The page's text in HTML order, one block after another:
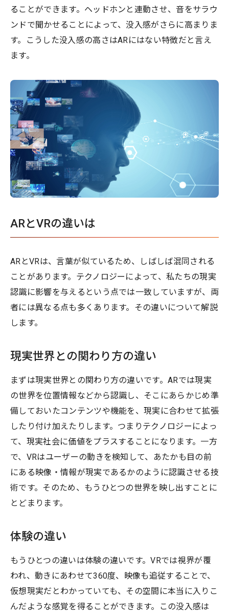
ることができます。ヘッドホンと連動させ、音をサラウ
ンドで聞かせることによって、没入感がさらに高まりま
す。こうした没入感の高さはARにはない特徴だと言え
ます。
ARとVRの違いは
ARとVRは、言葉が似ているため、しばしば混同される
ことがあります。テクノロジーによって、私たちの現実
認識に影響を与えるという点では一致していますが、両
者には異なる点も多くあります。その違いについて解説
します。
現実世界との関わり方の違い
まずは現実世界との関わり方の違いです。ARでは現実
の世界を位置情報などから認識し、そこにあらかじめ準
備しておいたコンテンツや機能を、現実に合わせて拡張
したり付け加えたりします。つまりテクノロジーによっ
て、現実社会に価値をプラスすることになります。一方
で、VRはユーザーの動きを検知して、あたかも目の前
にある映像・情報が現実であるかのように認識させる技
術です。そのため、もうひとつの世界を映し出すことに
とどまります。
体験の違い
もうひとつの違いは体験の違いです。VRでは視界が覆
われ、動きにあわせて360度、映像も追従することで、
仮想現実だとわかっていても、その空間に本当に入りこ
んだような感覚を得ることができます。この没入感は